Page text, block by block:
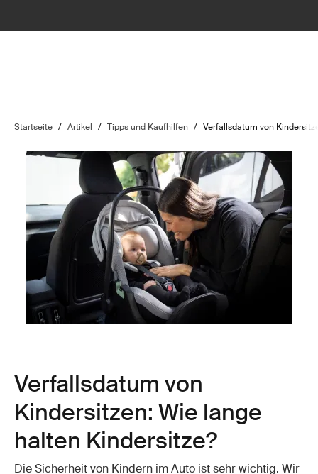
Startseite / Artikel / Tipps und Kaufhilfen / Verfallsdatum von
Verfallsdatum von
Kindersitzen: Wie lange
halten Kindersitze?
Die Sicherheit von Kindern im Auto ist sehr wichtig. Wir